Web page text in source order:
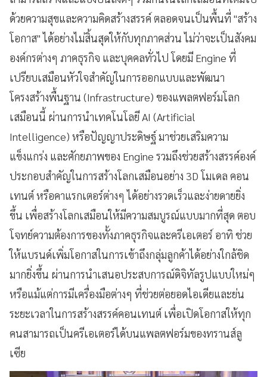
ด้วยความสุขและความคิดสร้างสรรค์ ตลอดจนเป็นพื้นที่ "สร้าง
โอกาส" ได้อย่างไม่สิ้นสุดให้กับทุกภาคส่วน ไม่ว่าจะเป็นสังคม
องค์กรต่างๆ ภาคธุรกิจ และบุคคลทั่วไป โดยมี Engine ที่
เปรียบเสมือนหัวใจสำคัญในการออกแบบและพัฒนา
โครงสร้างพื้นฐาน (Infrastructure) ของแพลตฟอร์มโลก
เสมือนนี้ ผ่านการนำเทคโนโลยี AI (Artificial
Intelligence) หรือปัญญาประดิษฐ์ มาช่วยเสริมความ
แข็งแกร่ง และศักยภาพของ Engine รวมถึงช่วยสร้างสรรค์องค์
ประกอบสำคัญในการสร้างโลกเสมือนอย่าง 3D โมเดล คอน
เทนต์ หรือคาแรกเตอร์ต่างๆ ได้อย่างรวดเร็วและง่ายดายยิ่ง
ขึ้น เพื่อสร้างโลกเสมือนให้มีความสมบูรณ์แบบมากที่สุด ตอบ
โจทย์ความต้องการของทั้งภาคธุรกิจและครีเอเตอร์ อาทิ ช่วย
ให้แบรนด์เพิ่มโอกาสในการเข้าถึงกลุ่มลูกค้าได้อย่างใกล้ชิด
มากยิ่งขึ้น ผ่านการนำเสนอประสบการณ์ดิจิทัลรูปแบบใหม่ๆ
หรือแม้แต่การมีเครื่องมือต่างๆ ที่ช่วยต่อยอดไอเดียและย่น
ระยะเวลาในการสร้างสรรค์คอนเทนต์ เพื่อเปิดโอกาสให้ทุก
คนสามารถเป็นครีเอเตอร์ได้บนแพลตฟอร์มของทรานส์ลู
เซีย